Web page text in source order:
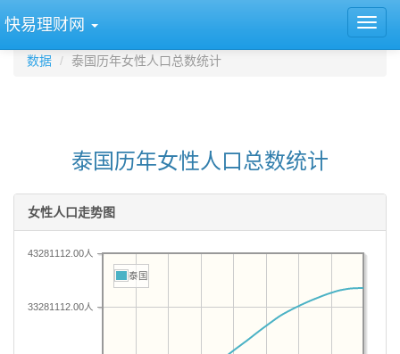
快易理财网
数据 泰国历年女性人口总数统计
泰国历年女性人口总数统计
女性人口走势图
33281112.00人
43281112.00人
泰国